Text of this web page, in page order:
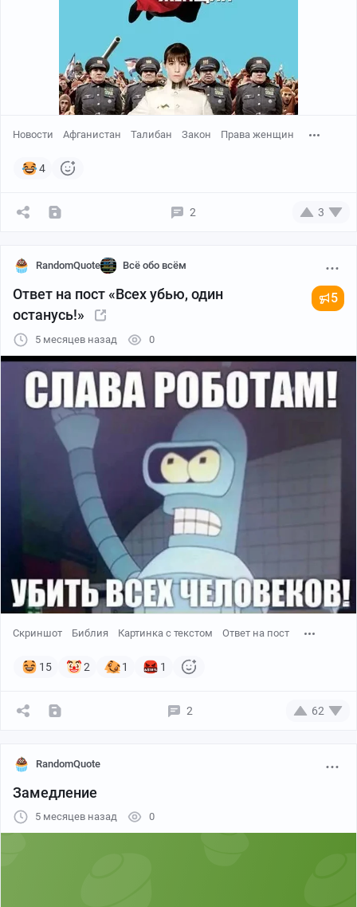
Новости Афганистан Талибан Закон Права женщин
4
2 3
RandomQuote Всё обо всём
Ответ на пост «Всех убью, один
останусь!»
5
5 месяцев назад 0
Скриншот Библия Картинка с текстом Ответ на пост
15 2 1 1
2 62
RandomQuote
Замедление
5 месяцев назад 0